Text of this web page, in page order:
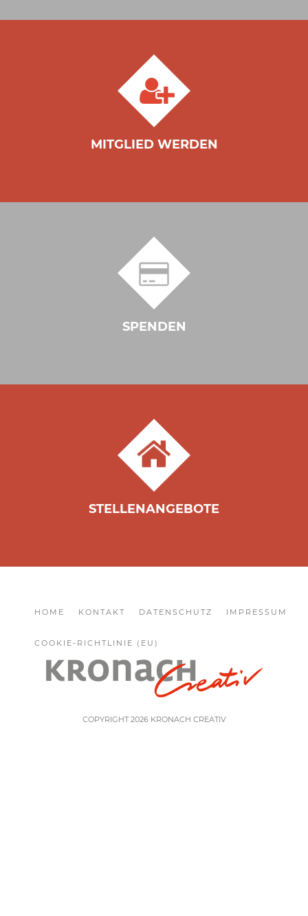
MITGLIED WERDEN
SPENDEN
STELLENANGEBOTE
HOME KONTAKT DATENSCHUTZ IMPRESSUM
COOKIE-RICHTLINIE (EU)
COPYRIGHT 2026 KRONACH CREATIV